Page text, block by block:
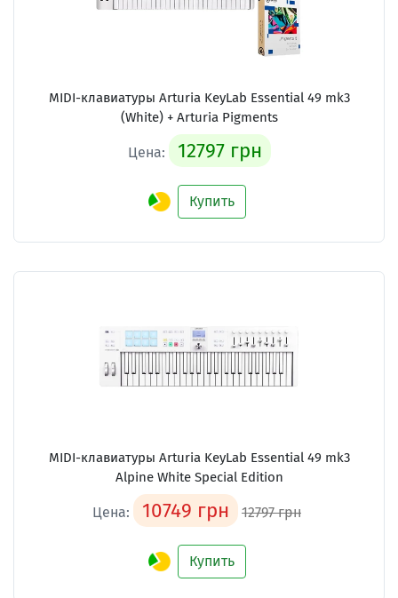
MIDI-клавиатуры Arturia KeyLab Essential 49 mk3
(White) + Arturia Pigments
Цена: 12797 грн
Купить
MIDI-клавиатуры Arturia KeyLab Essential 49 mk3
Alpine White Special Edition
Цена: 10749 грн 12797 грн
Купить